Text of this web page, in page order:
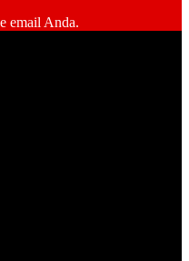
email Anda.